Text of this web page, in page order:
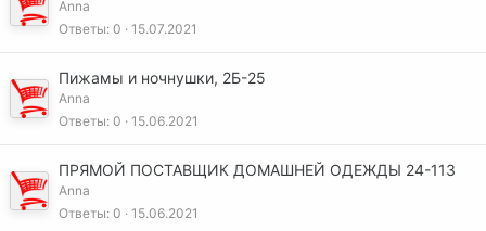
Anna
Ответы 0 15.07.2021
Пижамы и ночнушки, 2Б-25
Anna
Ответы 0 15.06.2021
ПРЯМОЙ ПОСТАВЩИК ДОМАШНЕЙ ОДЕЖДЫ 24-113
Anna
Ответы 0 15.06.2021